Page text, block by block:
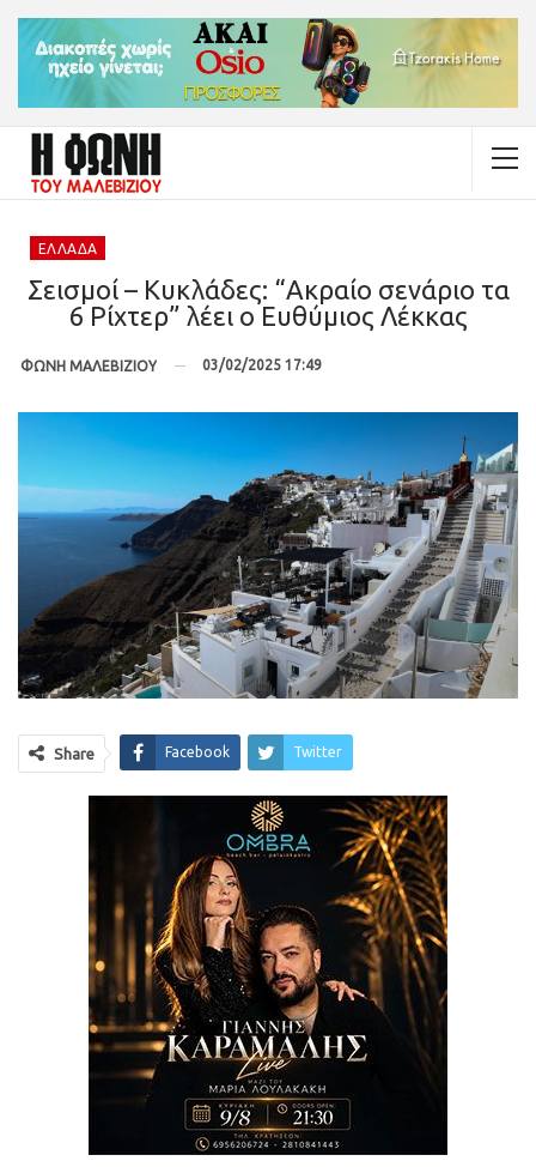
ΕΛΛΆΔΑ
Σεισμοί – Κυκλάδες: “Ακραίο σενάριο τα
6 Ρίχτερ” λέει ο Ευθύμιος Λέκκας
ΦΩΝΗ ΜΑΛΕΒΙΖΙΟΥ 03/02/2025 17:49
Share Facebook Twitter